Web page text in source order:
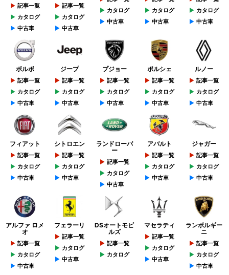
記事一覧
カタログ
中古車
記事一覧
カタログ
中古車
カタログ
中古車
カタログ
中古車
カタログ
中古車
ボルボ
記事一覧
カタログ
中古車
ジープ
記事一覧
カタログ
中古車
プジョー
記事一覧
カタログ
中古車
ポルシェ
記事一覧
カタログ
中古車
ルノー
記事一覧
カタログ
中古車
フィアット
記事一覧
カタログ
中古車
シトロエン
記事一覧
カタログ
中古車
ランドローバ
ー
記事一覧
カタログ
中古車
アバルト
記事一覧
カタログ
中古車
ジャガー
記事一覧
カタログ
中古車
アルファ ロメ
オ
記事一覧
カタログ
中古車
フェラーリ
記事一覧
カタログ
中古車
DSオートモビ
ルズ
記事一覧
カタログ
マセラティ
記事一覧
カタログ
中古車
ランボルギー
ニ
記事一覧
カタログ
中古車